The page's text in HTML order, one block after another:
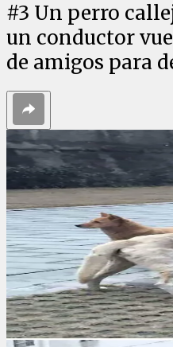
#3 Un perro
un conductor
de amigos para